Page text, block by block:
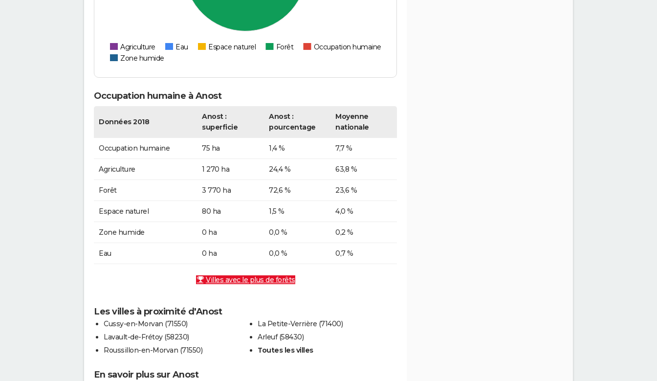
Agriculture Eau Espace naturel Forêt
Occupation humaine
Zone humide
Occupation humaine à Anost
Données 2018
Anost :
superficie
Anost :
pourcentage
Moyenne
nationale
Occupation humaine 75 ha 1,4 % 7,7 %
Agriculture 1 270 ha 24,4 % 63,8 %
Forêt 3 770 ha 72,6 % 23,6 %
Espace naturel 80 ha 1,5 % 4,0 %
Zone humide 0 ha 0,0 % 0,2 %
Eau 0 ha 0,0 % 0,7 %
Villes avec le plus de forêts
Les villes à proximité d'Anost
Cussy-en-Morvan (71550)
Lavault-de-Frétoy (58230)
Roussillon-en-Morvan (71550)
La Petite-Verrière (71400)
Arleuf (58430)
Toutes les villes
En savoir plus sur Anost